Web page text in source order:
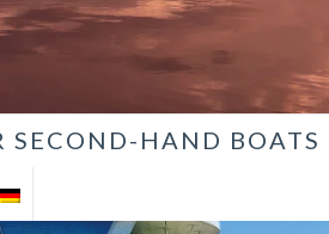
SECOND-HAND BOATS
DE